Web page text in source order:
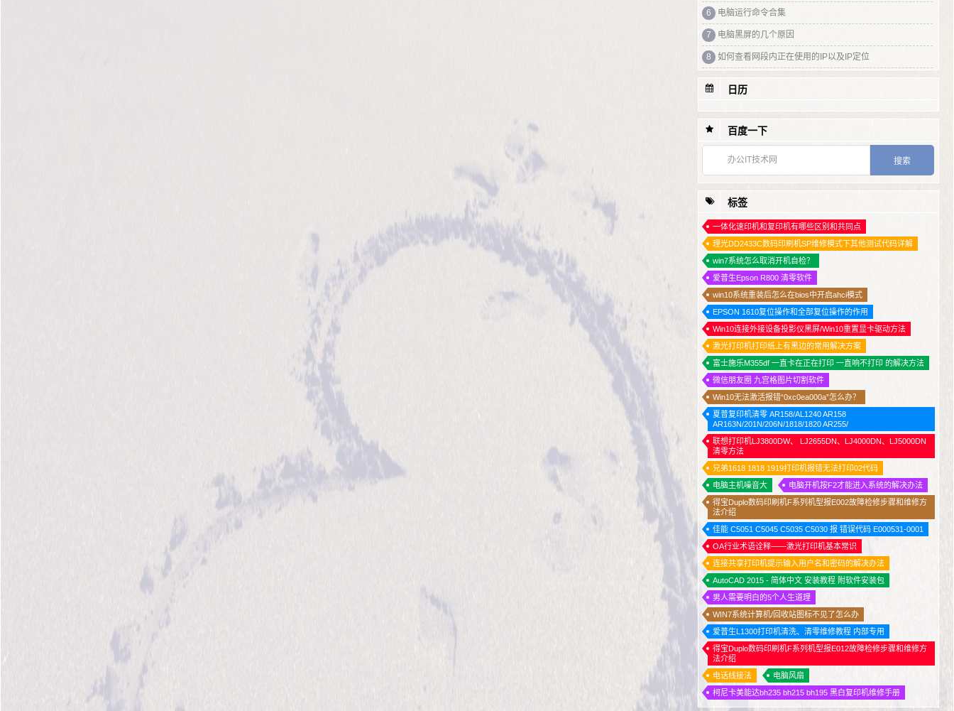
6 戴尔g3外星人控制中心 下载安装方法
7 海康威视摄像头出现花屏竖纹 解决方法
8 多媒体教学一体机显示未输入信号 解决方法
1 爱普生PLQ-20K 不能打印 就绪灯不亮 解决方法
电脑电源常见故障 解决方法
电脑关机后鼠标灯还亮着的解决方法
5 夏普2608N复印机发生错误代码 U2-23
6 什么是公网、内网IP和NAT转换
7 银河麒麟系统坏 如何备份重要数据
8 系统垃圾清理神器！免安装，大小仅有500KB！
日历
百度一下
标签
一体化速印机和复印机有哪些区别和共同点
理光DD2433C数码印刷机SP维修模式下其他测试代码详解
win7系统怎么取消开机自检？
爱普生Epson R800 清零软件
win10系统重装后怎么在bios中开启ahci模式
EPSON 1610复位操作和全部复位操作的作用
Win10连接外接设备投影仪黑屏/Win10重置显卡驱动方法
激光打印机打印纸上有黑边的常用解决方案
富士施乐M355df 一直卡在正在打印 一直响不打印 的解决方法
微信朋友圈 九宫格图片切割软件
Win10无法激活报错“0xc0ea000a”怎么办？
夏普复印机清零 AR158/AL1240 AR158
AR163N/201N/206N/1818/1820 AR255/
联想打印机LJ3800DW、 LJ2655DN、LJ4000DN、LJ5000DN
清零方法
兄弟1618 1818 1919打印机报错无法打印02代码
电脑主机噪音大
电脑开机按F2才能进入系统的解决办法
得宝Duplo数码印刷机F系列机型报E002故障检修步骤和维修方
法介绍
佳能 C5051 C5045 C5035 C5030 报 错误代码 E000531-0001
OA行业术语诠释――激光打印机基本常识
连接共享打印机提示输入用户名和密码的解决办法
AutoCAD 2015 - 简体中文 安装教程 附软件安装包
男人需要明白的5个人生道理
WIN7系统计算机/回收站图标不见了怎么办
爱普生L1300打印机清洗、清零维修教程 内部专用
得宝Duplo数码印刷机F系列机型报E012故障检修步骤和维修方
法介绍
电话线接法
电脑风扇
柯尼卡美能达bh235 bh215 bh195 黑白复印机维修手册